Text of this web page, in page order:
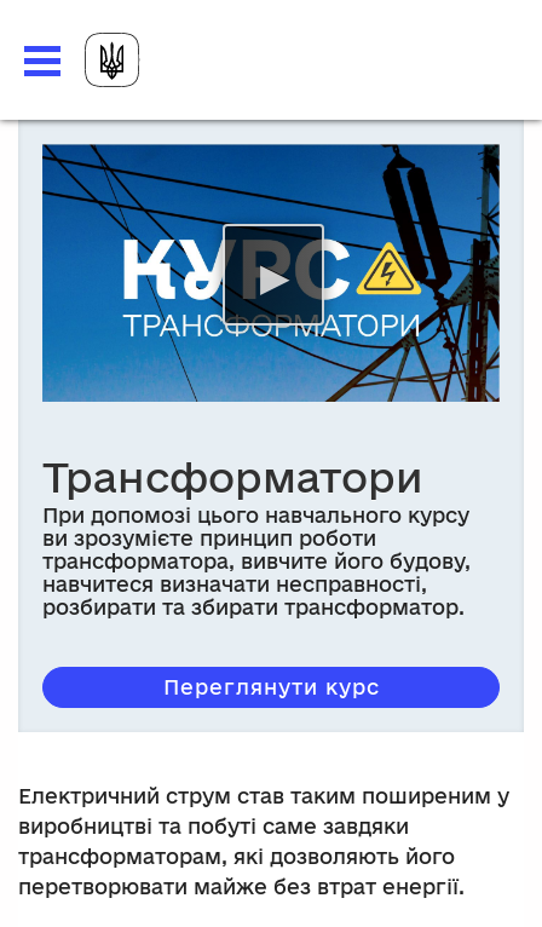
Трансформатори
При допомозі цього навчального курсу
ви зрозумієте принцип роботи
трансформатора, вивчите його будову,
навчитеся визначати несправності,
розбирати та збирати трансформатор.
Переглянути курс
Електричний струм став таким поширеним у
виробництві та побуті саме завдяки
трансформаторам, які дозволяють його
перетворювати майже без втрат енергії.